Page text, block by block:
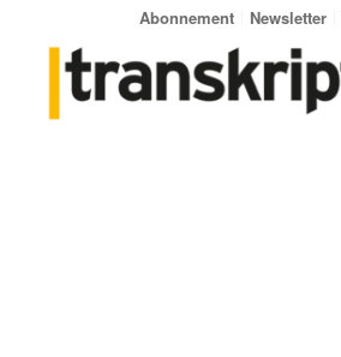
Abonnement Newsletter